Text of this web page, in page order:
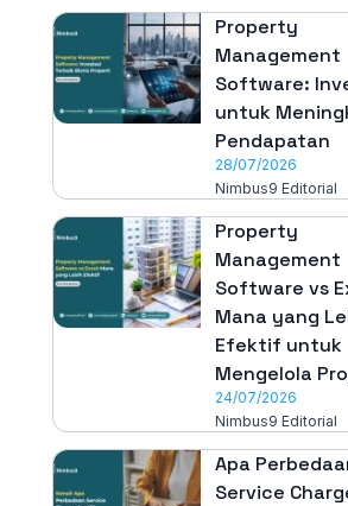
Property
Management
Software:
untuk
Pendapatan
28/07/2026
Nimbus9 Editorial
Property
Management
Software vs
Mana yang
Efektif untuk
Mengelola
24/07/2026
Nimbus9 Editorial
Apa
Service